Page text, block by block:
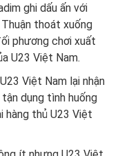
ghi dấu ấn với
thoát xuống
phương chơi xuất
U23 Việt Nam.
Việt Nam lại nhận
dụng tình huống
thủ U23 Việt